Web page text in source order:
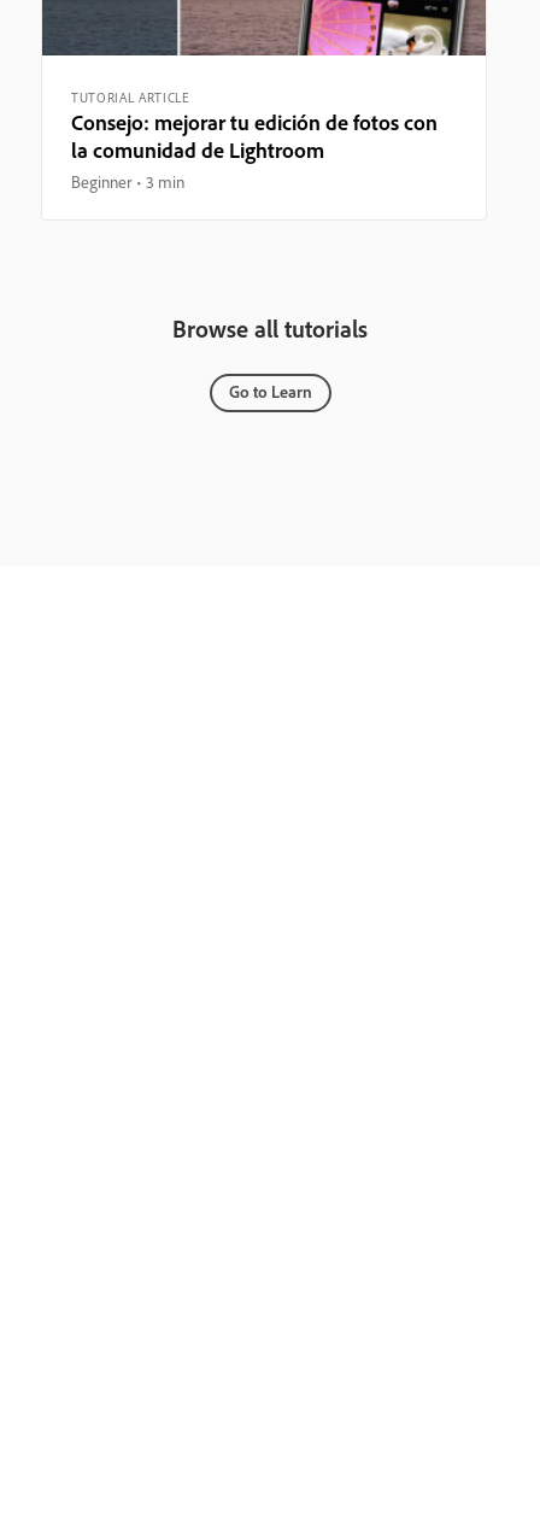
TUTORIAL ARTICLE
Consejo: mejorar tu edición de fotos con
la comunidad de Lightroom
Beginner 3 min
Browse all tutorials
Go to Learn